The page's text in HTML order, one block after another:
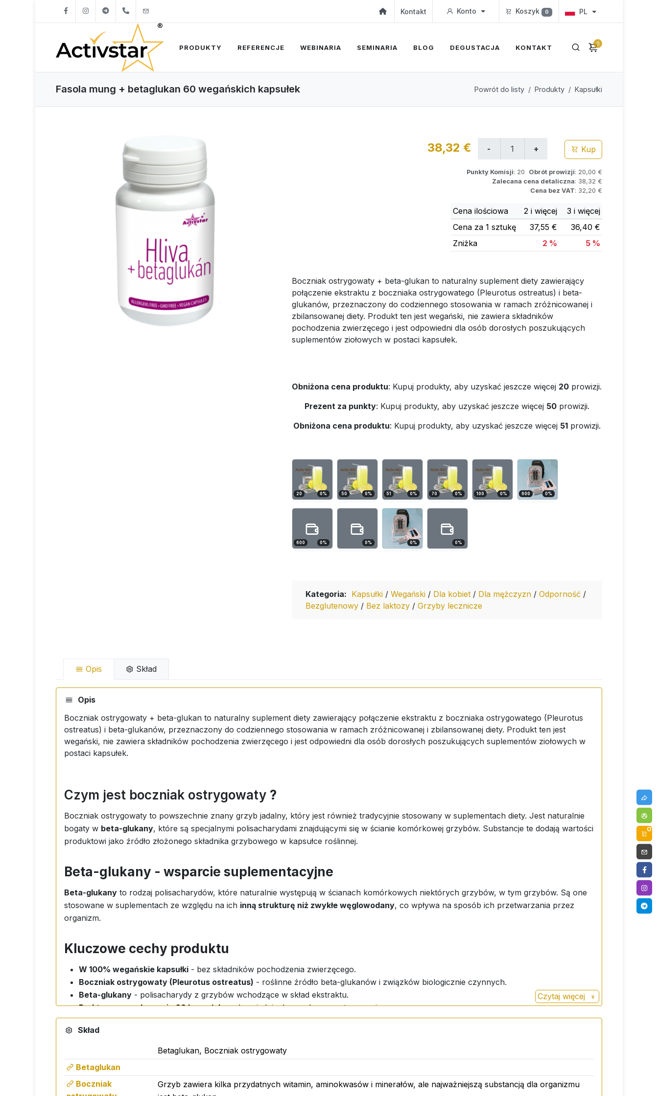
+421904262747 Kontakt Konto Koszyk 0 PL
0
PRODUKTY REFERENCJE WEBINARIA SEMINARIA BLOG DEGUSTACJA KONTAKT
Fasola mung + betaglukan 60 wegańskich kapsułek Powrót do listy Produkty Kapsułki
38,32 € Kup
Punkty Komisji: 20 Obrót prowizji: 20,00 €
Zalecana cena detaliczna: 38,32 €
Cena bez VAT: 32,20 €
Cena ilościowa 2 i więcej
3 i więcej
Cena za 1 sztukę
37,55 €
36,40 €
Zniżka
2 % 5 %
Boczniak ostrygowaty + beta-glukan to naturalny suplement diety zawierający
połączenie ekstraktu z boczniaka ostrygowatego (Pleurotus ostreatus) i beta-
glukanów, przeznaczony do codziennego stosowania w ramach zróżnicowanej i
zbilansowanej diety. Produkt ten jest wegański, nie zawiera składników
pochodzenia zwierzęcego i jest odpowiedni dla osób dorosłych poszukujących
suplementów ziołowych w postaci kapsułek.
Obniżona cena produktu: Kupuj produkty, aby uzyskać jeszcze więcej 20 prowizji.
Prezent za punkty: Kupuj produkty, aby uzyskać jeszcze więcej 50prowizji.
Obniżona cena produktu: Kupuj produkty, aby uzyskać jeszcze więcej 51prowizji.
20 0% 50 0% 51 0% 70 0% 100 0% 600 0%
600 0% 0% 0% 0%
Kategoria: Kapsułki / Wegański / Dla kobiet / Dla mężczyzn / Odporność /
Bezglutenowy / Bez laktozy / Grzyby lecznicze
Opis Skład
Opis
Boczniak ostrygowaty + beta-glukan to naturalny suplement diety zawierający połączenie ekstraktu z boczniaka ostrygowatego (Pleurotus
ostreatus) i beta-glukanów, przeznaczony do codziennego stosowania w ramach zróżnicowanej i zbilansowanej diety. Produkt ten jest
wegański, nie zawiera składników pochodzenia zwierzęcego i jest odpowiedni dla osób dorosłych poszukujących suplementów ziołowych w
postaci kapsułek.
Czym jest boczniak ostrygowaty ?
Boczniak ostrygowaty to powszechnie znany grzyb jadalny, który jest również tradycyjnie stosowany w suplementach diety. Jest naturalnie
bogaty w beta-glukany, które są specjalnymi polisacharydami znajdującymi się w ścianie komórkowej grzybów. Substancje te dodają wartości
produktowi jako źródło złożonego składnika grzybowego w kapsułce roślinnej.
Beta-glukany - wsparcie suplementacyjne
Beta-glukany to rodzaj polisacharydów, które naturalnie występują w ścianach komórkowych niektórych grzybów, w tym grzybów. Są one
stosowane w suplementach ze względu na ich inną strukturę niż zwykłe węglowodany, co wpływa na sposób ich przetwarzania przez
organizm.
Kluczowe cechy produktu
W 100% wegańskie kapsułki - bez składników pochodzenia zwierzęcego.
Boczniak ostrygowaty (Pleurotus ostreatus) - roślinne źródło beta-glukanów i związków biologicznie czynnych.
Beta-glukany - polisacharydy z grzybów wchodzące w skład ekstraktu.
Praktyczne opakowanie 60 kapsułek- odpowiednie do regularnego stosowania.
Czytaj więcej
Skład
Betaglukan, Boczniak ostrygowaty
Betaglukan
Boczniak
Grzyb zawiera kilka przydatnych witamin, aminokwasów i minerałów, ale najważniejszą substancją dla organizmu
0